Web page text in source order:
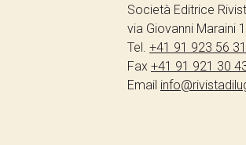
Società Editrice
via Giovanni Maraini
Tel. +41 91 923 56 31
Fax +41 91 921 30
Email